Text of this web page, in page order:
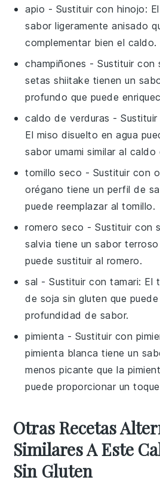
apio - Sustituir con hinojo:
sabor ligeramente anisado
complementar bien el caldo.
champiñones - Sustituir con
setas shiitake tienen un
profundo que puede
caldo de verduras -
El miso disuelto en agua
sabor umami similar al caldo
tomillo seco - Sustituir con
orégano tiene un perfil de
puede reemplazar al tomillo.
romero seco - Sustituir con
salvia tiene un sabor
puede sustituir al romero.
sal - Sustituir contamari: El
de soja sin gluten que
profundidad de sabor.
pimienta - Sustituir con
pimienta blanca tiene un
menos picante que la
puede proporcionar un
Otras Recetas
Similares A Este
Sin Gluten